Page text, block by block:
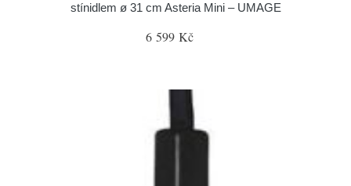
stínidlem ø 31 cm Asteria Mini – UMAGE
6 599 Kč